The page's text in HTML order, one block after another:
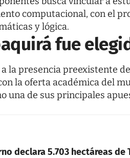
computacional, con el
y lógica.
fue
la presencia preexistente
la oferta académica del
una de sus principales
declara 5.703 hectáreas